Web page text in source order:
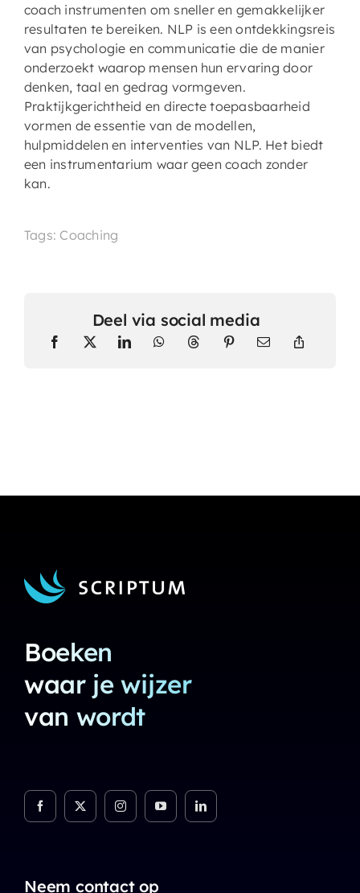
coach instrumenten om sneller en gemakkelijker
resultaten te bereiken. NLP is een ontdekkingsreis
van psychologie en communicatie die de manier
onderzoekt waarop mensen hun ervaring door
denken, taal en gedrag vormgeven.
Praktijkgerichtheid en directe toepasbaarheid
vormen de essentie van de modellen,
hulpmiddelen en interventies van NLP. Het biedt
een instrumentarium waar geen coach zonder
kan.
Tags: Coaching
Deel via social media
Boeken
waar je wijzer
van wordt
Neem contact op